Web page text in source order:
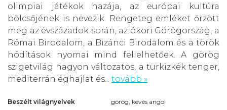
olimpiai játékok hazája, az európai kultúra
bölcsőjének is nevezik. Rengeteg emléket őrzött
meg az évszázadok során, az ókori Görögország, a
Római Birodalom, a Bizánci Birodalom és a török
hódítások nyomai mind fellelhetőek. A görög
szigetvilág nagyon változatos, a türkizkék tenger,
mediterrán éghajlat és... tovább »
Beszélt világnyelvek görög, kevés angol